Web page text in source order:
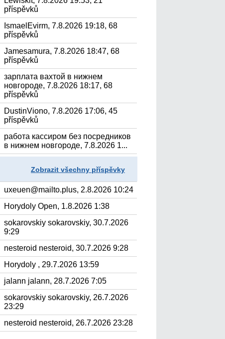
příspěvků
IsmaelEvirm, 7.8.2026 19:18, 68
příspěvků
Jamesamura, 7.8.2026 18:47, 68
příspěvků
зарплата вахтой в нижнем
новгороде, 7.8.2026 18:17, 68
příspěvků
DustinViono, 7.8.2026 17:06, 45
příspěvků
работа кассиром без посредников
в нижнем новгороде, 7.8.2026 1...
Zobrazit všechny příspěvky
uxeuen@mailto.plus, 2.8.2026 10:24
Horydoly Open, 1.8.2026 1:38
sokarovskiy sokarovskiy, 30.7.2026
9:29
nesteroid nesteroid, 30.7.2026 9:28
Horydoly , 29.7.2026 13:59
jalann jalann, 28.7.2026 7:05
sokarovskiy sokarovskiy, 26.7.2026
23:29
nesteroid nesteroid, 26.7.2026 23:28